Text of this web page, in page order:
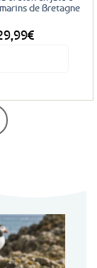
de Bretagne
€